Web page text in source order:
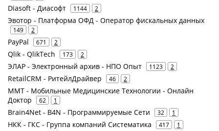
Diasoft - Диасофт 1144 2
Эвотор - Платформа ОФД - Оператор фискальных данных
149 2
PayPal 671 2
Qlik - QlikTech 173 2
ЭЛАР - Электронный архив - НПО Опыт 1123 2
RetailCRM - РитейлДрайвер 46 2
ММТ - Мобильные Медицинские Технологии - Онлайн
Доктор
62 1
Brain4Net - B4N - Программируемые Сети 32 1
НКК - ГКС - Группа компаний Систематика 417 1